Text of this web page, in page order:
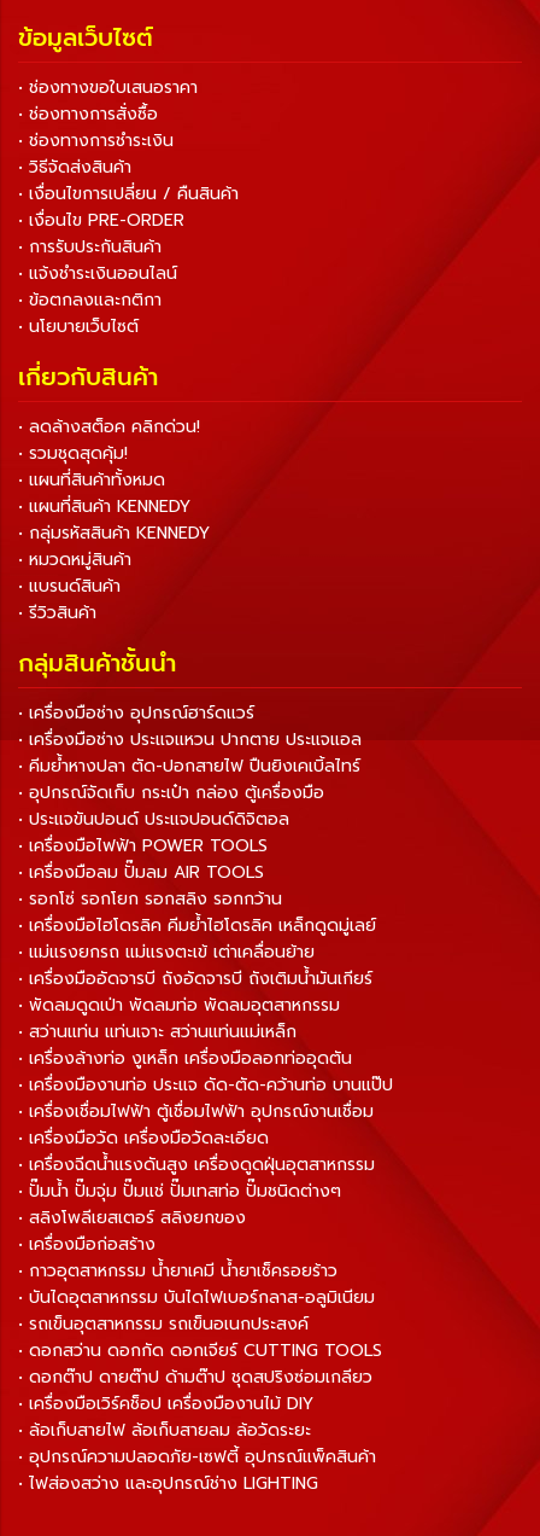
ข้อมูลเว็บไซต์
• ช่องทางขอใบเสนอราคา
• ช่องทางการสั่งซื้อ
• ช่องทางการชำระเงิน
• วิธีจัดส่งสินค้า
• เงื่อนไขการเปลี่ยน / คืนสินค้า
• เงื่อนไข PRE-ORDER
• การรับประกันสินค้า
• แจ้งชำระเงินออนไลน์
• ข้อตกลงและกติกา
• นโยบายเว็บไซต์
เกี่ยวกับสินค้า
• ลดล้างสต็อค คลิกด่วน!
• รวมชุดสุดคุ้ม!
• แผนที่สินค้าทั้งหมด
• แผนที่สินค้า KENNEDY
• กลุ่มรหัสสินค้า KENNEDY
• หมวดหมู่สินค้า
• แบรนด์สินค้า
• รีวิวสินค้า
กลุ่มสินค้าชั้นนำ
• เครื่องมือช่าง อุปกรณ์ฮาร์ดแวร์
• เครื่องมือช่าง ประแจแหวน ปากตาย ประแจแอล
• คีมย้ำหางปลา ตัด-ปอกสายไฟ ปืนยิงเคเบิ้ลไทร์
• อุปกรณ์จัดเก็บ กระเป๋า กล่อง ตู้เครื่องมือ
• ประแจขันปอนด์ ประแจปอนด์ดิจิตอล
• เครื่องมือไฟฟ้า POWER TOOLS
• เครื่องมือลม ปั๊มลม AIR TOOLS
• รอกโซ่ รอกโยก รอกสลิง รอกกว้าน
• เครื่องมือไฮโดรลิค คีมย้ำไฮโดรลิค เหล็กดูดมู่เลย์
• แม่แรงยกรถ แม่แรงตะเข้ เต่าเคลื่อนย้าย
• เครื่องมืออัดจารบี ถังอัดจารบี ถังเติมน้ำมันเกียร์
• พัดลมดูดเป่า พัดลมท่อ พัดลมอุตสาหกรรม
• สว่านแท่น แท่นเจาะ สว่านแท่นแม่เหล็ก
• เครื่องล้างท่อ งูเหล็ก เครื่องมือลอกท่ออุดตัน
• เครื่องมืองานท่อ ประแจ ดัด-ตัด-คว้านท่อ บานแป๊ป
• เครื่องเชื่อมไฟฟ้า ตู้เชื่อมไฟฟ้า อุปกรณ์งานเชื่อม
• เครื่องมือวัด เครื่องมือวัดละเอียด
• เครื่องฉีดน้ำแรงดันสูง เครื่องดูดฝุ่นอุตสาหกรรม
• ปั๊มน้ำ ปั๊มจุ่ม ปั๊มแช่ ปั๊มเทสท่อ ปั๊มชนิดต่างๆ
• สลิงโพลีเยสเตอร์ สลิงยกของ
• เครื่องมือก่อสร้าง
• กาวอุตสาหกรรม น้ำยาเคมี น้ำยาเช็ครอยร้าว
• บันไดอุตสาหกรรม บันไดไฟเบอร์กลาส-อลูมิเนียม
• รถเข็นอุตสาหกรรม รถเข็นอเนกประสงค์
• ดอกสว่าน ดอกกัด ดอกเจียร์ CUTTING TOOLS
• ดอกต๊าป ดายต๊าป ด้ามต๊าป ชุดสปริงซ่อมเกลียว
• เครื่องมือเวิร์คช็อป เครื่องมืองานไม้ DIY
• ล้อเก็บสายไฟ ล้อเก็บสายลม ล้อวัดระยะ
• อุปกรณ์ความปลอดภัย-เซฟตี้ อุปกรณ์แพ็คสินค้า
• ไฟส่องสว่าง และอุปกรณ์ช่าง LIGHTING